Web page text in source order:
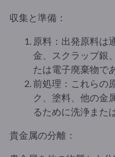
収集と準備：
原料：出発原料は
金、スクラップ銀
たは電子廃棄物で
前処理：これらの
ク、塗料、他の金
るために洗浄また
貴金属の分離：